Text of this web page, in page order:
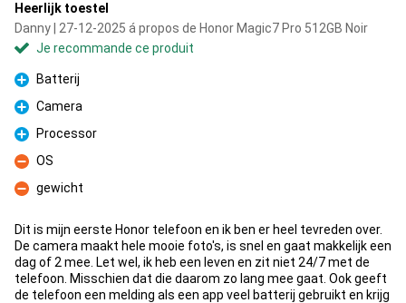
Heerlijk toestel
Danny | 27-12-2025 á propos de Honor Magic7 Pro 512GB Noir
Je recommande ce produit
Pour
Batterij
Pour
Camera
Pour
Processor
Contre
OS
Contre
gewicht
Dit is mijn eerste Honor telefoon en ik ben er heel tevreden over.
De camera maakt hele mooie foto's, is snel en gaat makkelijk een
dag of 2 mee. Let wel, ik heb een leven en zit niet 24/7 met de
telefoon. Misschien dat die daarom zo lang mee gaat. Ook geeft
de telefoon een melding als een app veel batterij gebruikt en krijg